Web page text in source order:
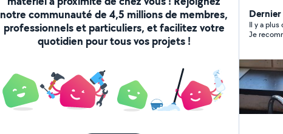
notre communauté de 4,5 millions de membres,
professionnels et particuliers, et facilitez votre
quotidien pour tous vos projets !
Il y a plus
Je